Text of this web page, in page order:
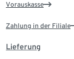
Vorauskasse
Zahlung in der Filiale
Lieferung